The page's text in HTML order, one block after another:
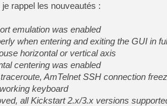
rappel les nouveautés :
emulation was enabled
when entering and exiting the GUI in
horizontal or vertical axis
centering was enabled
AmTelnet SSH connection
keyboard
all Kickstart 2.x/3.x versions